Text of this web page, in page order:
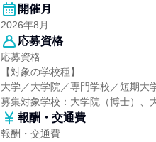
開催月
2026年8月
応募資格
応募資格
【対象の学校種】
大学／大学院／専門学校／短期大
募集対象学校：大学院（博士）、
報酬・交通費
報酬・交通費